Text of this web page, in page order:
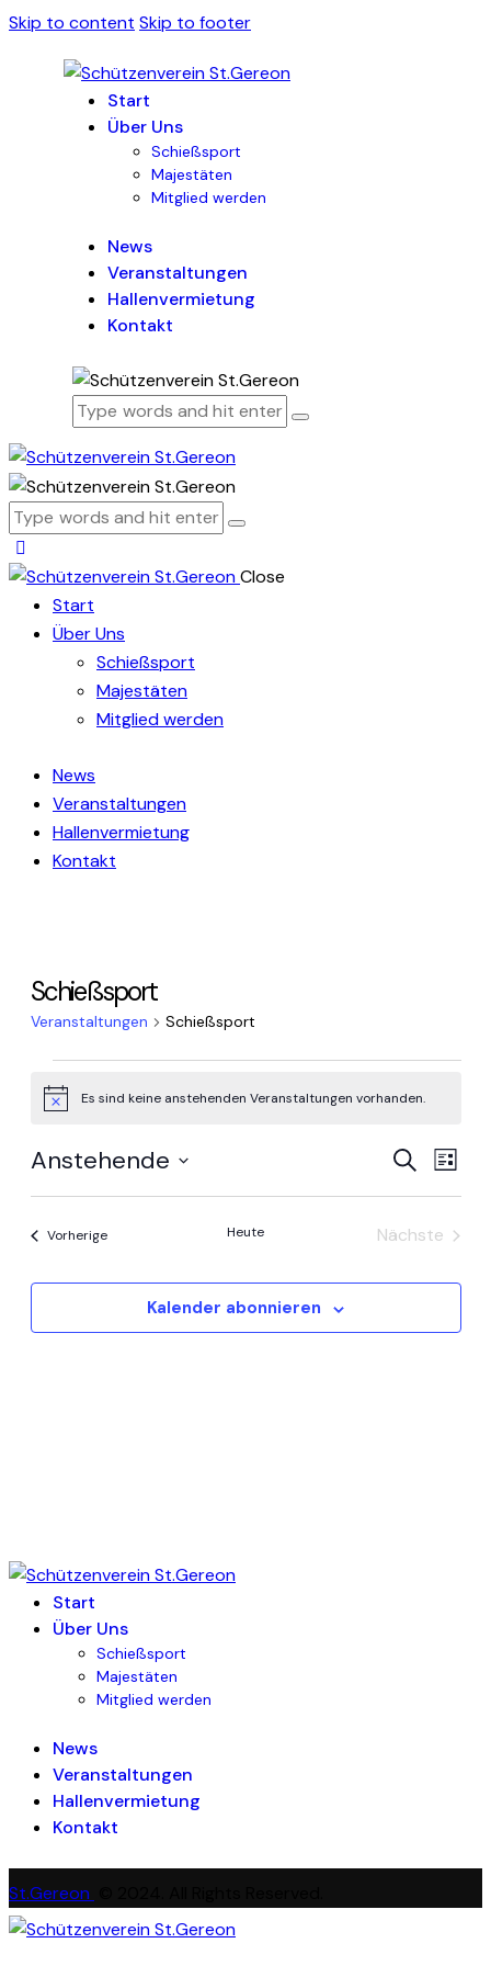
Skip to content Skip to footer
Start
Über Uns
Schießsport
Majestäten
Mitglied werden
News
Veranstaltungen
Hallenvermietung
Kontakt
Close
Start
Über Uns
Schießsport
Majestäten
Mitglied werden
News
Veranstaltungen
Hallenvermietung
Kontakt
Schießsport
Veranstaltungen Schießsport
Veranstaltungen
HinweisEs sind keine anstehenden Veranstaltungen vorhanden.
und
SucheListe
Anstehende
Datum
VorherigeVeranstaltungen Heute
Nächste
Kalender abonnieren
Start
Über Uns
Schießsport
Majestäten
Mitglied werden
News
Veranstaltungen
Hallenvermietung
Kontakt
St.Gereon